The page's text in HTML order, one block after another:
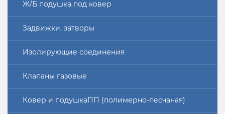
Ж/Б подушка под ковер
Задвижки, затворы
Изолирующие соединения
Клапаны газовые
Ковер и подушкаПП (полимерно-песчаная)